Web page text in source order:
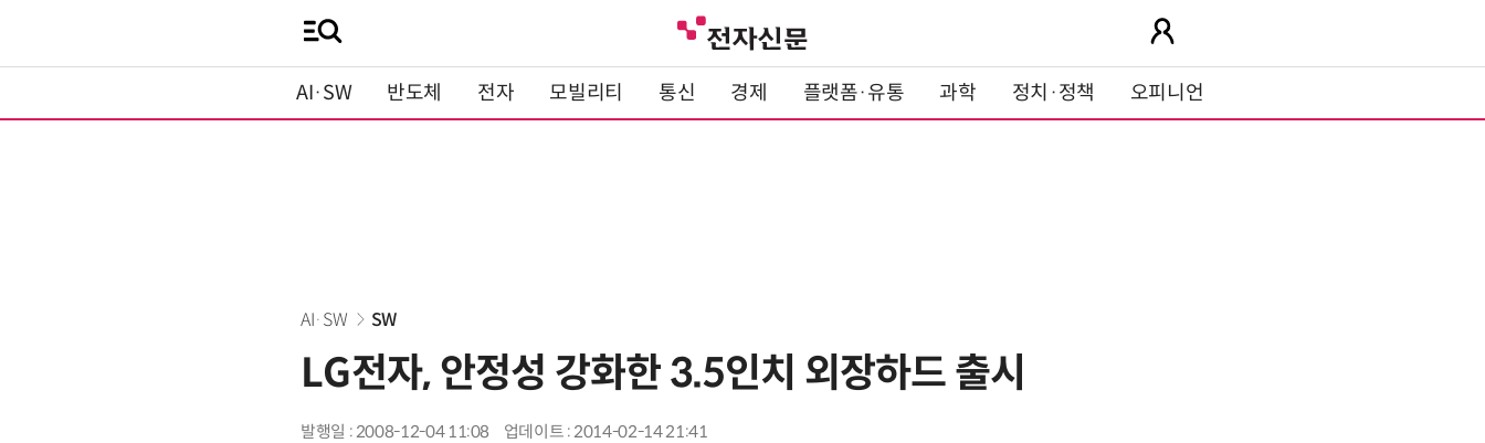
AI·SW 반도체 전자 모빌리티 통신 경제 플랫폼·유통 과학 정치·정책 오피니언
AI·SW SW
LG전자, 안정성 강화한 3.5인치 외장하드 출시
발행일 : 2008-12-04 11:08 업데이트 : 2014-02-14 21:41